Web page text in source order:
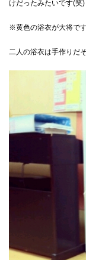
けだったみたいです(笑)
※黄色の浴衣が大将で
二人の浴衣は手作りだ